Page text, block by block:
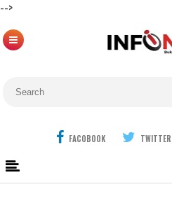
-->
FACOBOOK TWITTER